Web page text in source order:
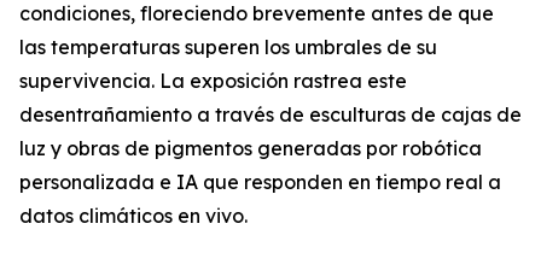
condiciones, floreciendo brevemente antes de que
las temperaturas superen los umbrales de su
supervivencia. La exposición rastrea este
desentrañamiento a través de esculturas de cajas de
luz y obras de pigmentos generadas por robótica
personalizada e IA que responden en tiempo real a
datos climáticos en vivo.